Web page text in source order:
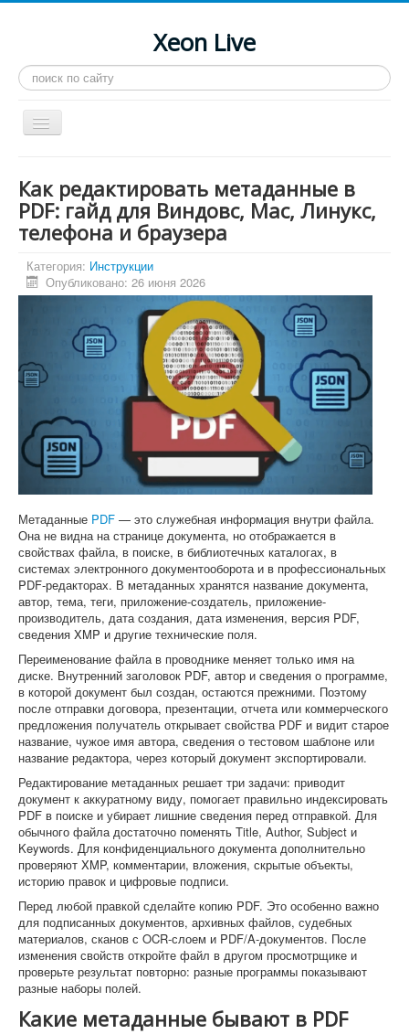
Xeon Live
Искать...
Toggle
Navigation
LGA 2011-3
LGA 2011
Процессоры
Инструкции
Рейтинги
Конференция
Системные программы
Софт
Как редактировать метаданные в
PDF: гайд для Виндовс, Mac, Линукс,
телефона и браузера
Категория: Инструкции
Опубликовано: 26 июня 2026
Метаданные PDF — это служебная информация внутри файла.
Она не видна на странице документа, но отображается в
свойствах файла, в поиске, в библиотечных каталогах, в
системах электронного документооборота и в профессиональных
PDF-редакторах. В метаданных хранятся название документа,
автор, тема, теги, приложение-создатель, приложение-
производитель, дата создания, дата изменения, версия PDF,
сведения XMP и другие технические поля.
Переименование файла в проводнике меняет только имя на
диске. Внутренний заголовок PDF, автор и сведения о программе,
в которой документ был создан, остаются прежними. Поэтому
после отправки договора, презентации, отчета или коммерческого
предложения получатель открывает свойства PDF и видит старое
название, чужое имя автора, сведения о тестовом шаблоне или
название редактора, через который документ экспортировали.
Редактирование метаданных решает три задачи: приводит
документ к аккуратному виду, помогает правильно индексировать
PDF в поиске и убирает лишние сведения перед отправкой. Для
обычного файла достаточно поменять Title, Author, Subject и
Keywords. Для конфиденциального документа дополнительно
проверяют XMP, комментарии, вложения, скрытые объекты,
историю правок и цифровые подписи.
Перед любой правкой сделайте копию PDF. Это особенно важно
для подписанных документов, архивных файлов, судебных
материалов, сканов с OCR-слоем и PDF/A-документов. После
изменения свойств откройте файл в другом просмотрщике и
проверьте результат повторно: разные программы показывают
разные наборы полей.
Какие метаданные бывают в PDF